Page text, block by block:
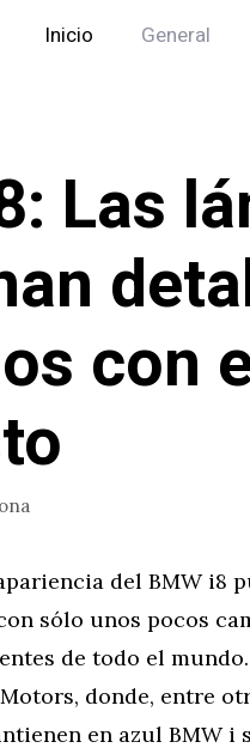
Inicio General
Las
con
del BMW i8
sólo unos pocos
de todo el
donde, entre
en azul BMW i